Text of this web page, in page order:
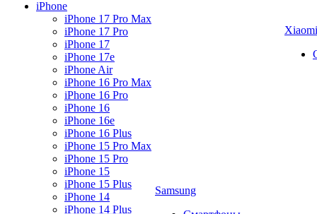
iPhone
iPhone 17 Pro Max
iPhone 17 Pro
iPhone 17
iPhone 17e
iPhone Air
iPhone 16 Pro Max
iPhone 16 Pro
iPhone 16
iPhone 16e
iPhone 16 Plus
iPhone 15 Pro Max
iPhone 15 Pro
iPhone 15
iPhone 15 Plus
iPhone 14
iPhone 14 Plus
Samsung
Xiaomi